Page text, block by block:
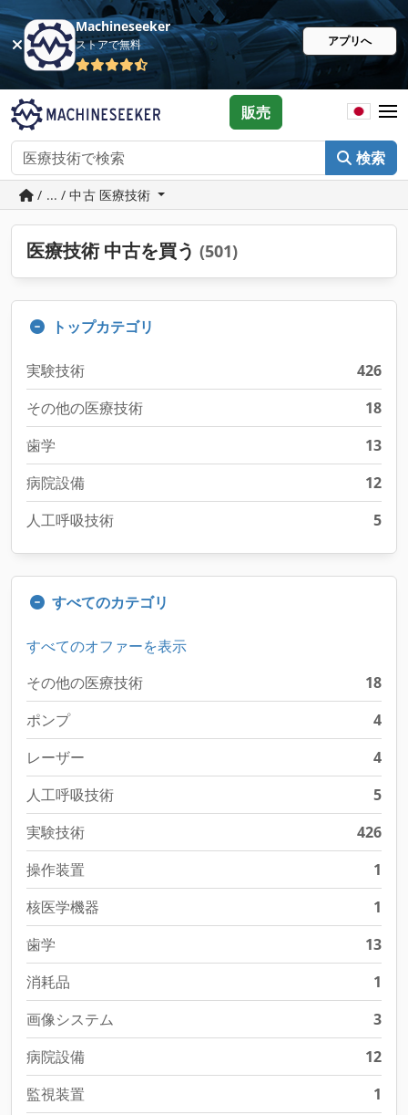
Machineseeker
ストアで無料 アプリへ
検索
販売
/ ... / 中古 医療技術
医療技術 中古を買う (501)
トップカテゴリ
実験技術
426
その他の医療技術
18
歯学
13
病院設備
12
人工呼吸技術
5
すべてのカテゴリ
すべてのオファーを表示
その他の医療技術
18
ポンプ
4
レーザー
4
人工呼吸技術
5
実験技術
426
操作装置
1
核医学機器
1
歯学
13
消耗品
1
画像システム
3
病院設備
12
監視装置
1